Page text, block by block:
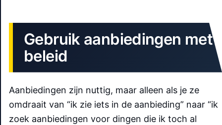
Gebruik aanbiedingen met
beleid
Aanbiedingen zijn nuttig, maar alleen als je ze
omdraait van “ik zie iets in de aanbieding” naar “ik
zoek aanbiedingen voor dingen die ik toch al